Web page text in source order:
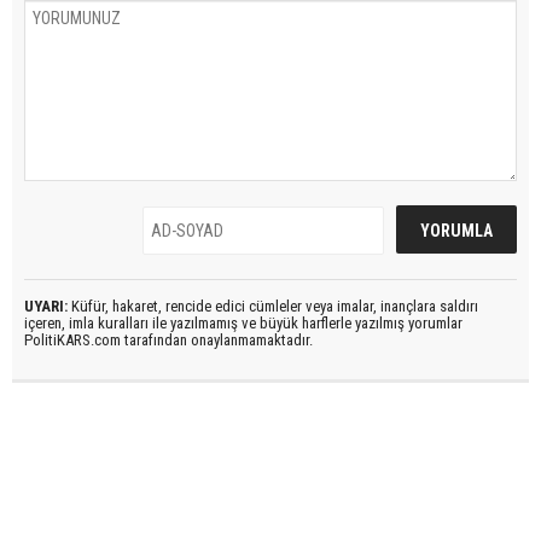
UYARI: Küfür, hakaret, rencide edici cümleler veya imalar, inançlara saldırı
içeren, imla kuralları ile yazılmamış ve büyük harflerle yazılmış yorumlar
PolitiKARS.com tarafından onaylanmamaktadır.